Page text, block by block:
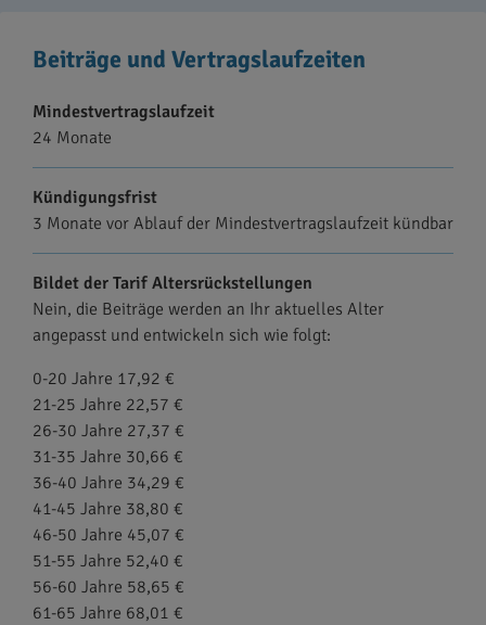
Beiträge und Vertragslaufzeiten
Mindestvertragslaufzeit
24 Monate
Kündigungsfrist
3 Monate vor Ablauf der Mindestvertragslaufzeit kündbar
Bildet der Tarif Altersrückstellungen
Nein, die Beiträge werden an Ihr aktuelles Alter
angepasst und entwickeln sich wie folgt:
0-20 Jahre 17,92 €
21-25 Jahre 22,57 €
26-30 Jahre 27,37 €
31-35 Jahre 30,66 €
36-40 Jahre 34,29 €
41-45 Jahre 38,80 €
46-50 Jahre 45,07 €
51-55 Jahre 52,40 €
56-60 Jahre 58,65 €
61-65 Jahre 68,01 €